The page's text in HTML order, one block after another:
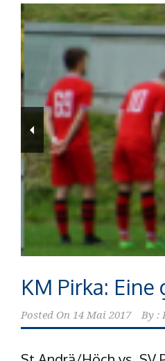
KM Pirka:
Posted On 14 Mai 2017 By :